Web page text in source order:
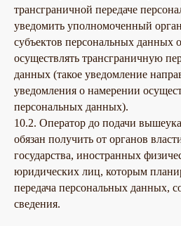
трансграничной передаче
уведомить уполномоченный
субъектов персональных данных
осуществлять трансграничную
данных (такое уведомление
уведомления о намерении
персональных данных).
10.2. Оператор до подачи
обязан получить от органов
государства, иностранных
юридических лиц, которым
передача персональных данных,
сведения.